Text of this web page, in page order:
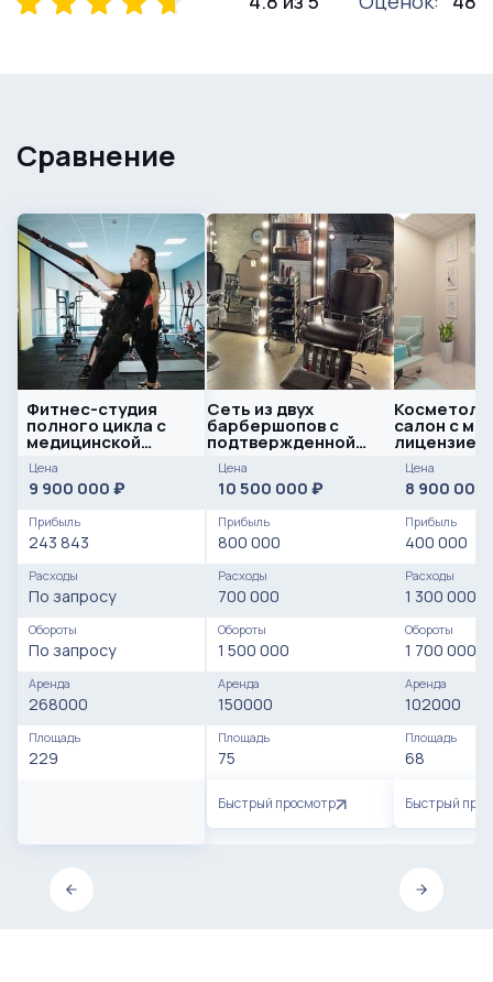
Сравнение
Фитнес-студия
полного цикла с
медицинской
лицензией в
элитном ЖК
Цена
9 900 000 ₽
Прибыль
243 843
Расходы
По запросу
Обороты
По запросу
Аренда
268000
Площадь
229
Сеть из двух
барбершопов с
подтвержденной
прибылью
Цена
10 500 000 ₽
Прибыль
800 000
Расходы
700 000
Обороты
1 500 000
Аренда
150000
Площадь
75
Быстрый просмотр
салон с
лицензией
Цена
8 900 000
Прибыль
400 000
Расходы
1 300 000
Обороты
1 700 000
Аренда
102000
Площадь
68
Быстрый